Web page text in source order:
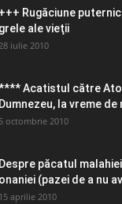
+++ Rugăciune
grele ale vieţii
iulie 2010
Acatistul către
Dumnezeu, la vreme de
5 octombrie 2010
Despre păcatul
onaniei (pazei de a nu
15 aprilie 2010